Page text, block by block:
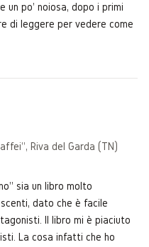
un po' noiosa, dopo i primi
di leggere per vedere come
Riva del Garda (TN)
sia un libro molto
dato che è facile
Il libro mi è piaciuto
La cosa infatti che ho